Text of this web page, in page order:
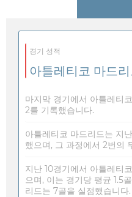
경기 성적
아틀레티코 마드리
마지막 경기에서 아틀레티
2를 기록했습니다.
아틀레티코 마드리드는 지
했으며, 그 과정에서 2번의
지난 10경기에서 아틀레티
으며, 이는 경기당 평균 1.5
리드는 7골을 실점했습니다.